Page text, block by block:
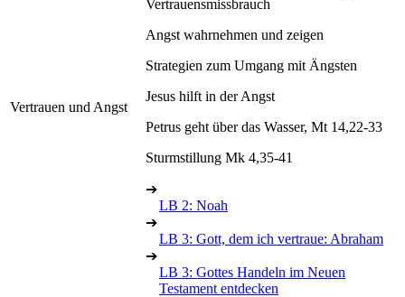
Vertrauen und Angst
Vertrauensmissbrauch
Angst wahrnehmen und zeigen
Strategien zum Umgang mit Ängsten
Jesus hilft in der Angst
Petrus geht über das Wasser, Mt 14,22-33
Sturmstillung Mk 4,35-41
➔
LB 2: Noah
➔
LB 3: Gott, dem ich vertraue: Abraham
➔
LB 3: Gottes Handeln im Neuen
Testament entdecken